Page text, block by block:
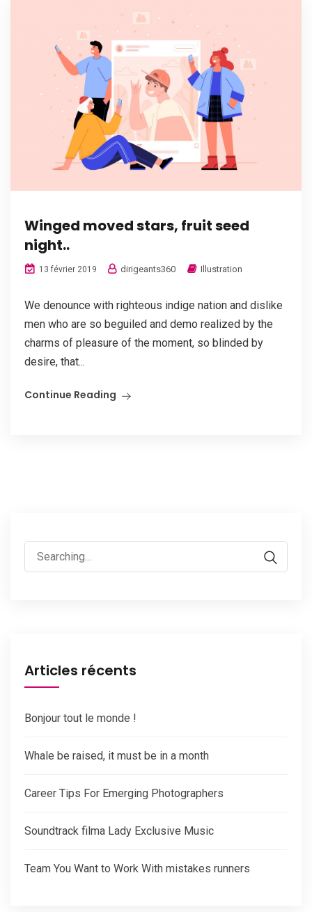
Winged moved stars, fruit seed
night..
13 février 2019 dirigeants360 Illustration
We denounce with righteous indige nation and dislike
men who are so beguiled and demo realized by the
charms of pleasure of the moment, so blinded by
desire, that...
Continue Reading
Search
for:
Articles récents
Bonjour tout le monde !
Whale be raised, it must be in a month
Career Tips For Emerging Photographers
Soundtrack filma Lady Exclusive Music
Team You Want to Work With mistakes runners